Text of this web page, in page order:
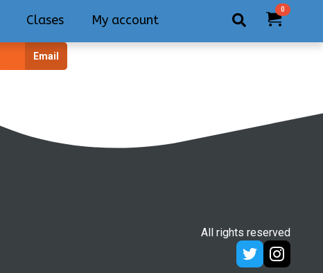
Clases My account
Search
0
Email
All rights reserved